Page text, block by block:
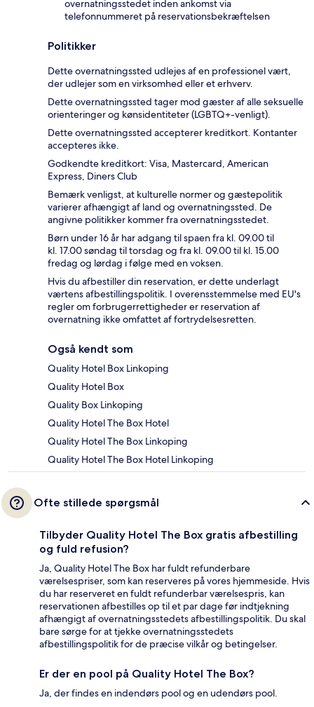
overnatningsstedet inden ankomst via
telefonnummeret på reservationsbekræftelsen
Politikker
Dette overnatningssted udlejes af en professionel vært,
der udlejer som en virksomhed eller et erhverv.
Dette overnatningssted tager mod gæster af alle seksuelle
orienteringer og kønsidentiteter (LGBTQ+-venligt).
Dette overnatningssted accepterer kreditkort. Kontanter
accepteres ikke.
Godkendte kreditkort: Visa, Mastercard, American
Express, Diners Club
Bemærk venligst, at kulturelle normer og gæstepolitik
varierer afhængigt af land og overnatningssted. De
angivne politikker kommer fra overnatningsstedet.
Børn under 16 år har adgang til spaen fra kl. 09.00 til
kl. 17.00 søndag til torsdag og fra kl. 09.00 til kl. 15.00
fredag og lørdag i følge med en voksen.
Hvis du afbestiller din reservation, er dette underlagt
værtens afbestillingspolitik. I overensstemmelse med EU's
regler om forbrugerrettigheder er reservation af
overnatning ikke omfattet af fortrydelsesretten.
Også kendt som
Quality Hotel Box Linkoping
Quality Hotel Box
Quality Box Linkoping
Quality Hotel The Box Hotel
Quality Hotel The Box Linkoping
Quality Hotel The Box Hotel Linkoping
Ofte stillede spørgsmål
Tilbyder Quality Hotel The Box gratis afbestilling
og fuld refusion?
Ja, Quality Hotel The Box har fuldt refunderbare
værelsespriser, som kan reserveres på vores hjemmeside. Hvis
du har reserveret en fuldt refunderbar værelsespris, kan
reservationen afbestilles op til et par dage før indtjekning
afhængigt af overnatningsstedets afbestillingspolitik. Du skal
bare sørge for at tjekke overnatningsstedets
afbestillingspolitik for de præcise vilkår og betingelser.
Er der en pool på Quality Hotel The Box?
Ja, der findes en indendørs pool og en udendørs pool.